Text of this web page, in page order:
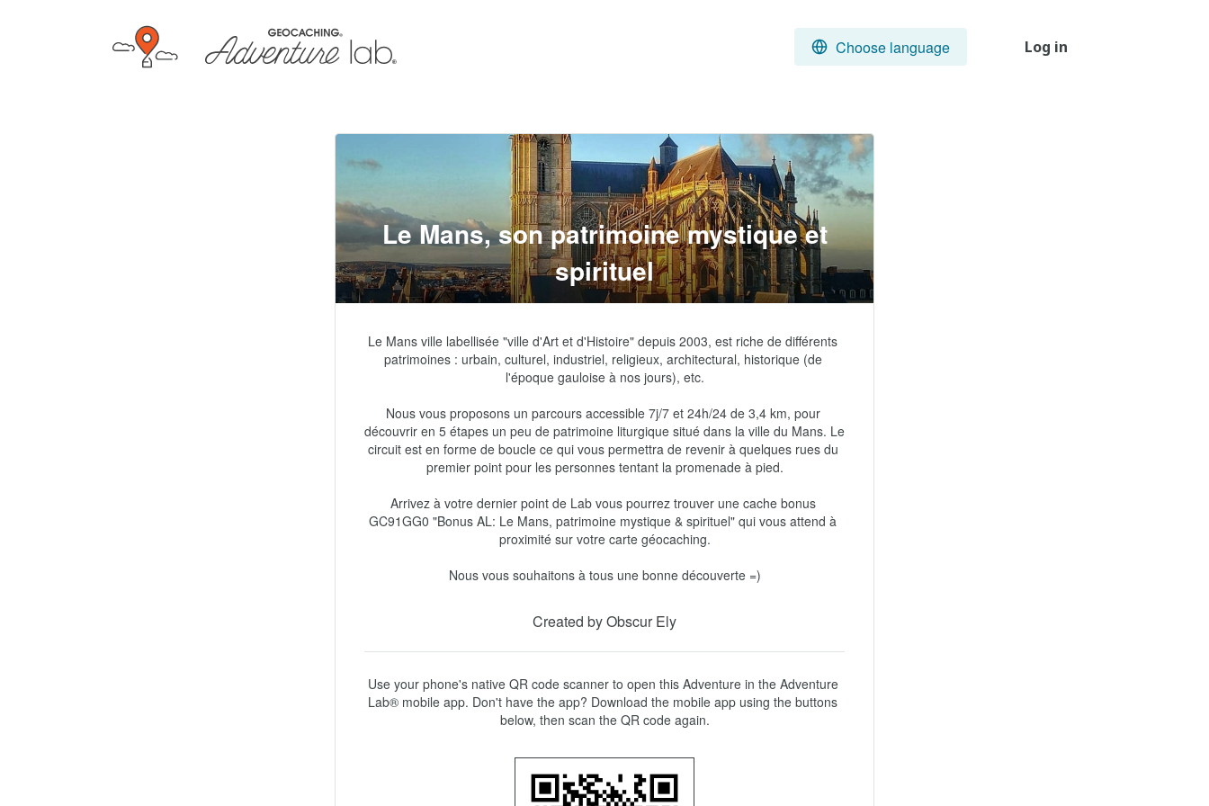
Choose language Log in
Le Mans, son patrimoine mystique et
spirituel
Le Mans ville labellisée "ville d'Art et d'Histoire" depuis 2003, est riche de différents
patrimoines : urbain, culturel, industriel, religieux, architectural, historique (de
l'époque gauloise à nos jours), etc.
Nous vous proposons un parcours accessible 7j/7 et 24h/24 de 3,4 km, pour
découvrir en 5 étapes un peu de patrimoine liturgique situé dans la ville du Mans. Le
circuit est en forme de boucle ce qui vous permettra de revenir à quelques rues du
premier point pour les personnes tentant la promenade à pied.
Arrivez à votre dernier point de Lab vous pourrez trouver une cache bonus
GC91GG0 "Bonus AL: Le Mans, patrimoine mystique & spirituel" qui vous attend à
proximité sur votre carte géocaching.
Nous vous souhaitons à tous une bonne découverte =)
Created by Obscur Ely
Use your phone's native QR code scanner to open this Adventure in the Adventure
Lab® mobile app. Don't have the app? Download the mobile app using the buttons
below, then scan the QR code again.